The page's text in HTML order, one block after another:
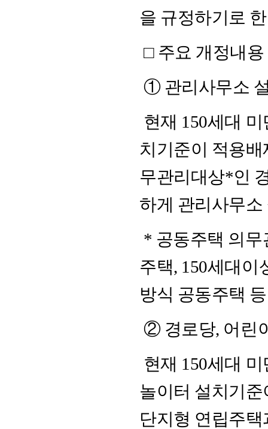
을 규정하기로
□ 주요 개정내용
① 관리사무소
현재 150세대
치기준이 적용
무관리대상*인
하게 관리사무
* 공동주택 의무
주택, 150세대이
방식 공동주택 등
② 경로당, 어린
현재 150세대
놀이터 설치기
단지형 연립주